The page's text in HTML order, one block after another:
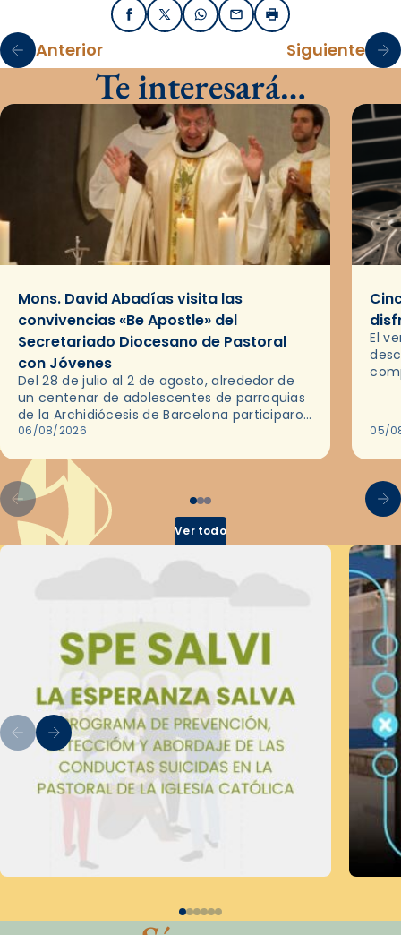
FacebookX / TwitterWhatsApp
EmailImprimir
Anterior Siguiente
Te interesará…
Mons. David Abadías visita las
convivencias «Be Apostle» del
Secretariado Diocesano de Pastoral
con Jóvenes
Del 28 de julio al 2 de agosto, alrededor de
un centenar de adolescentes de parroquias
de la Archidiócesis de Barcelona participaron
en las convivencias Be Apostle, organizadas
06/08/2026
El
05/
Ver todo